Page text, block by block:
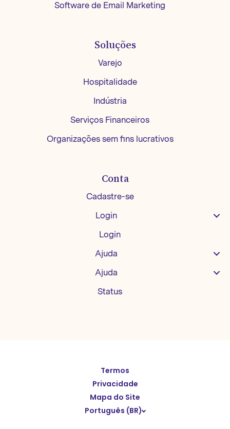
Software de Email Marketing
Soluções
Varejo
Hospitalidade
Indústria
Serviços Financeiros
Organizações sem fins lucrativos
Conta
Cadastre-se
Login
Login
Ajuda
Ajuda
Status
Termos
Privacidade
Mapa do Site
Português (BR)
Español
Deutsch
繁體中文